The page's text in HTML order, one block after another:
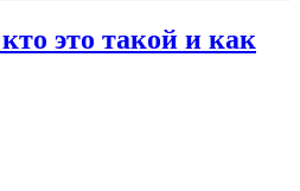
это такой и как